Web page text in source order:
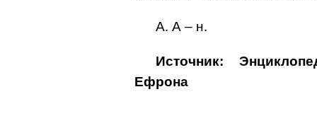
А. А – н.
Источник:
Ефрона